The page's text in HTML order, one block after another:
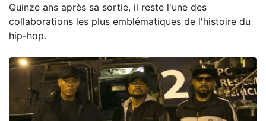
Quinze ans après sa sortie, il reste l'une des
collaborations les plus emblématiques de l'histoire du
hip-hop.